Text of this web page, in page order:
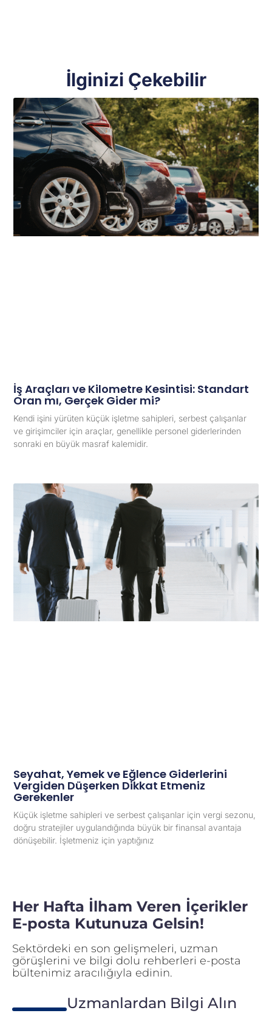
İlginizi Çekebilir
İş Araçları ve Kilometre Kesintisi: Standart
Oran mı, Gerçek Gider mi?
Kendi işini yürüten küçük işletme sahipleri, serbest çalışanlar
ve girişimciler için araçlar, genellikle personel giderlerinden
sonraki en büyük masraf kalemidir.
Seyahat, Yemek ve Eğlence Giderlerini
Vergiden Düşerken Dikkat Etmeniz
Gerekenler
Küçük işletme sahipleri ve serbest çalışanlar için vergi sezonu,
doğru stratejiler uygulandığında büyük bir finansal avantaja
dönüşebilir. İşletmeniz için yaptığınız
Her Hafta İlham Veren İçerikler
E-posta Kutunuza Gelsin!
Sektördeki en son gelişmeleri, uzman
görüşlerini ve bilgi dolu rehberleri e-posta
bültenimiz aracılığıyla edinin.
Uzmanlardan Bilgi Alın